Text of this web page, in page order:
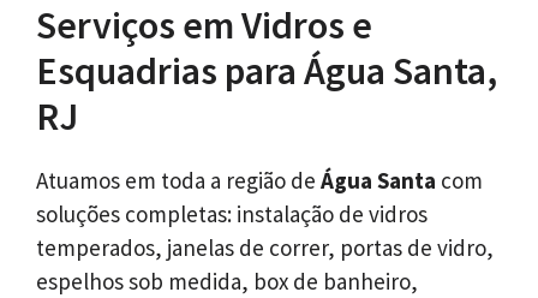
Serviços em Vidros e
Esquadrias para Água Santa,
RJ
Atuamos em toda a região de Água Santa com
soluções completas: instalação de vidros
temperados, janelas de correr, portas de vidro,
espelhos sob medida, box de banheiro,